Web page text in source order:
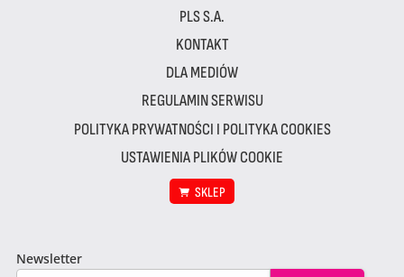
PLS S.A.
KONTAKT
DLA MEDIÓW
REGULAMIN SERWISU
POLITYKA PRYWATNOŚCI I POLITYKA COOKIES
USTAWIENIA PLIKÓW COOKIE
SKLEP
Newsletter